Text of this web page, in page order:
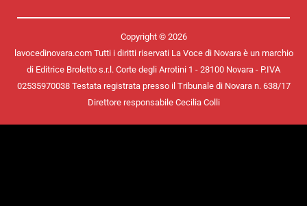
Copyright © 2026
lavocedinovara.com Tutti i diritti riservati La Voce di Novara è un marchio
di Editrice Broletto s.r.l. Corte degli Arrotini 1 - 28100 Novara - P.IVA
02535970038 Testata registrata presso il Tribunale di Novara n. 638/17
Direttore responsabile Cecilia Colli